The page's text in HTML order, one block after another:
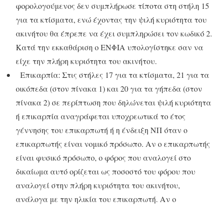
φορολογούμενος δεν συμπλήρωσε τίποτα στη στήλη 15
για τα κτίσματα, ενώ έχοντας την ψιλή κυριότητα του
ακινήτου θα έπρεπε να έχει συμπληρώσει τον κωδικό 2.
Κατά την εκκαθάριση ο ΕΝΦΙΑ υπολογίστηκε σαν να
είχε την πλήρη κυριότητα του ακινήτου.
Επικαρπία: Στις στήλες 17 για τα κτίσματα, 21 για τα
οικόπεδα (στον πίνακα 1) και 20 για τα γήπεδα (στον
πίνακα 2) σε περίπτωση που δηλώνεται ψιλή κυριότητα
ή επικαρπία αναγράφεται υποχρεωτικά το έτος
γέννησης του επικαρπωτή ή η ένδειξη ΝΠ όταν ο
επικαρπωτής είναι νομικό πρόσωπο. Αν ο επικαρπωτής
είναι φυσικό πρόσωπο, ο φόρος που αναλογεί στο
δικαίωμα αυτό ορίζεται ως ποσοστό του φόρου που
αναλογεί στην πλήρη κυριότητα του ακινήτου,
ανάλογα με την ηλικία του επικαρπωτή. Αν ο